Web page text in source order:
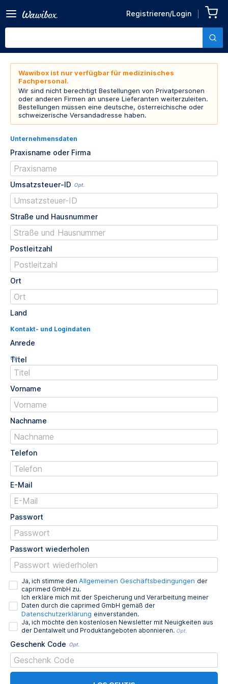
Registrieren/Login
Wawibox ist nur verfügbar für medizinisches
Fachpersonal.
Wir sind nicht berechtigt Bestellungen von Privatpersonen
oder anderen Firmen an unsere Lieferanten weiterzuleiten.
Bestellungen müssen eine deutsche, österreichische oder
schweizerische Versandadresse haben.
Unternehmensdaten
Praxisname oder Firma
Umsatzsteuer-ID Opt.
Straße und Hausnummer
Postleitzahl
Ort
Land
Kontakt- und Logindaten
Anrede
Titel
Opt.
Vorname
Nachname
Telefon
E-Mail
Passwort
Passwort wiederholen
Ja, ich stimme den Allgemeinen Geschäftsbedingungen der
caprimed GmbH zu.
Ich erkläre mich mit der Speicherung und Verarbeitung meiner
Daten durch die caprimed GmbH gemäß der
Datenschutzerklärung einverstanden.
Ja, ich möchte den kostenlosen Newsletter mit Neuigkeiten aus
der Dentalwelt und Produktangeboten abonnieren. Opt.
Geschenk Code Opt.